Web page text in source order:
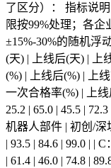
了区分）： 指标说
限按99%处理；各企
±15%-30%的随机浮
(天) | 上线后(天) | 上
(%) | 上线后(%) | 上
一次合格率(%) | 上
25.2 | 65.0 | 45.5 |
机器人部件 | 初创/深
| 93.5 | 84.6 | 99.0 | |
| 61.4 | 46.0 | 74.8 |